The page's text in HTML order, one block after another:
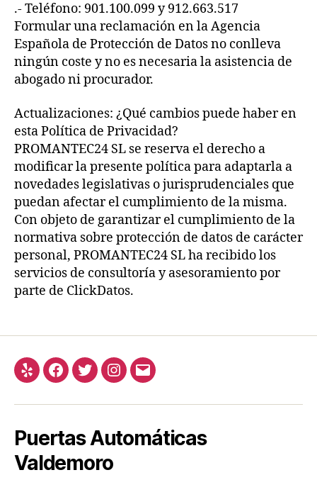
.- Teléfono: 901.100.099 y 912.663.517
Formular una reclamación en la Agencia
Española de Protección de Datos no conlleva
ningún coste y no es necesaria la asistencia de
abogado ni procurador.
Actualizaciones: ¿Qué cambios puede haber en
esta Política de Privacidad?
PROMANTEC24 SL se reserva el derecho a
modificar la presente política para adaptarla a
novedades legislativas o jurisprudenciales que
puedan afectar el cumplimiento de la misma.
Con objeto de garantizar el cumplimiento de la
normativa sobre protección de datos de carácter
personal, PROMANTEC24 SL ha recibido los
servicios de consultoría y asesoramiento por
parte de ClickDatos.
Yelp Facebook
TwitterInstagram
Correo
Puertas Automáticas
Valdemoro